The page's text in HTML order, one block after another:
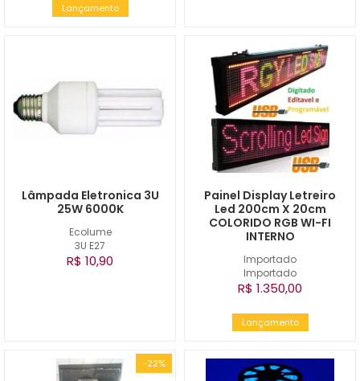
Lançamento
Ecolume
3U E27
Lâmpada Eletronica 3U
25W 6000K
R$ 10,90
Importado
Importado
Painel Display Letreiro
Led 200cm X 20cm
COLORIDO RGB WI-FI
INTERNO
R$ 1.350,00
Lançamento
-22%